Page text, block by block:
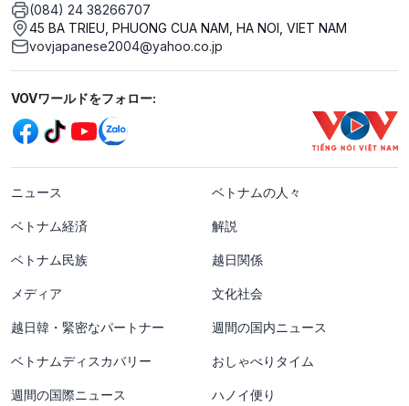
(084) 24 38266707
45 BA TRIEU, PHUONG CUA NAM, HA NOI, VIET NAM
vovjapanese2004@yahoo.co.jp
Mạng xã hội
VOVワールドをフォロー:
menu footer tiếng Nhật
ニュース ベトナムの人々
ベトナム経済 解説
ベトナム民族 越日関係
メディア 文化社会
越日韓・緊密なパートナー 週間の国内ニュース
ベトナムディスカバリー おしゃべりタイム
週間の国際ニュース ハノイ便り